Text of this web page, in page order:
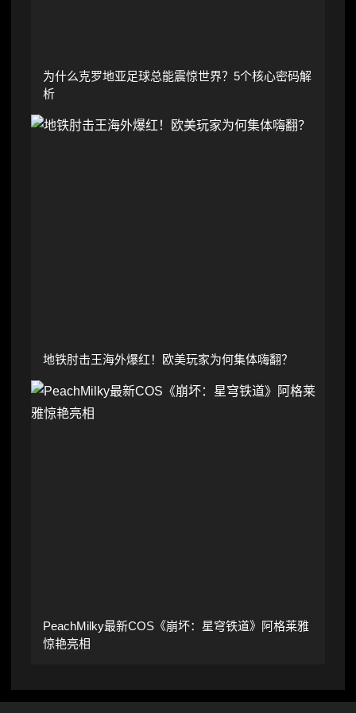
为什么克罗地亚足球总能震惊世界？5个核心密码解
析
地铁肘击王海外爆红！欧美玩家为何集体嗨翻？
PeachMilky最新COS《崩坏：星穹铁道》阿格莱雅
惊艳亮相